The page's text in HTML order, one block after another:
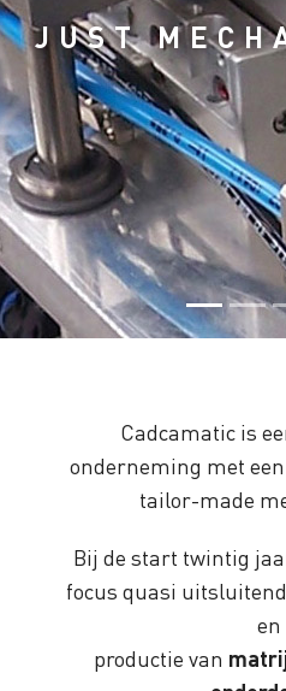
JUST
Cadcamatic is
onderneming met
tailor-made
Bij de start twintig
focus quasi
en
productie van